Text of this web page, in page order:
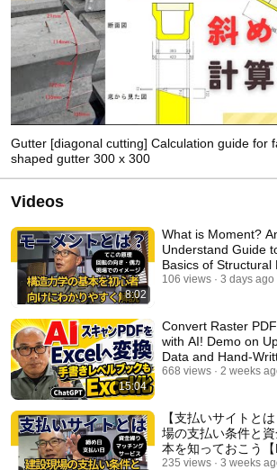
Gutter [diagonal cutting] Calculation guide for
shaped gutter 300 x 300
Videos
8:02
What is Moment?
Understand Guide
Basics of Structural
106 views 3 days ago
15:04
Convert Raster
with AI! Demo on
Data and Hand-
Books
668 views 2 weeks
【支払いサイトと
場の支払い条件と
本を知っておこう【
235 views 3 weeks